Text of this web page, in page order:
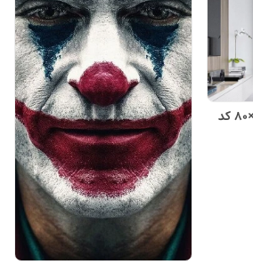
تابلو بوم طرح گل سایز ۱۲۰×۸۰ کد